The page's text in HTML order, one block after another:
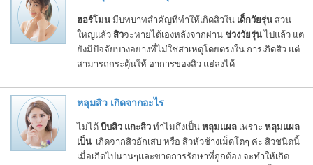
ฮอร์โมน มีบทบาทสำคัญที่ทำให้เกิดสิวใน เด็กวัยรุ่น ส่วน
ใหญ่แล้ว สิวจะหายได้เองหลังจากผ่าน ช่วงวัยรุ่นไปแล้ว แต่
ยังมีปัจจัยบางอย่างที่ไม่ใช่สาเหตุโดยตรงใน การเกิดสิว แต่
สามารถกระตุ้นให้ อาการของสิว แย่ลงได้
หลุมสิว เกิดจากอะไร
ไม่ได้ บีบสิว แกะสิว ทำไมถึงเป็น หลุมแผล เพราะ หลุมแผล
เป็น เกิดจากสิวอักเสบ หรือ สิวหัวช้างเม็ดโตๆ ค่ะ สิวชนิดนี้
เมื่อเกิดไปนานๆและขาดการรักษาที่ถูกต้อง จะทำให้เกิด